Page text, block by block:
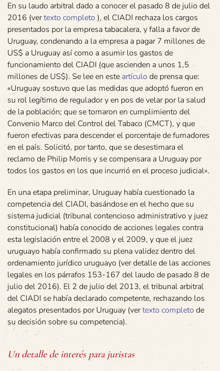
En su laudo arbitral dado a conocer el pasado 8 de julio del
2016 (vertexto completo ), el CIADI rechaza los cargos
presentados por la empresa tabacalera, y falla a favor de
Uruguay, condenando a la empresa a pagar 7 millones de
US$ a Uruguay así como a asumir los gastos de
funcionamiento del CIADI (que ascienden a unos 1,5
millones de US$). Se lee en este artículo de prensa que:
«Uruguay sostuvo que las medidas que adoptó fueron en
su rol legítimo de regulador y en pos de velar por la salud
de la población; que se tomaron en cumplimiento del
Convenio Marco del Control del Tabaco (CMCT), y que
fueron efectivas para descender el porcentaje de fumadores
en el país. Solicitó, por tanto, que se desestimara el
reclamo de Philip Morris y se compensara a Uruguay por
todos los gastos en los que incurrió en el proceso judicial».
En una etapa preliminar, Uruguay había cuestionado la
competencia del CIADI, basándose en el hecho que su
sistema judicial (tribunal contencioso administrativo y juez
constitucional) había conocido de acciones legales contra
esta legislación entre el 2008 y el 2009, y que el juez
uruguayo había confirmado su plena validez dentro del
ordenamiento jurídico uruguayo (ver detalle de las acciones
legales en los párrafos 153-167 del laudo de pasado 8 de
julio del 2016). El 2 de julio del 2013, el tribunal arbitral
del CIADI se había declarado competente, rechazando los
alegatos presentados por Uruguay (vertexto completo de
su decisión sobre su competencia).
Un detalle de interés para juristas